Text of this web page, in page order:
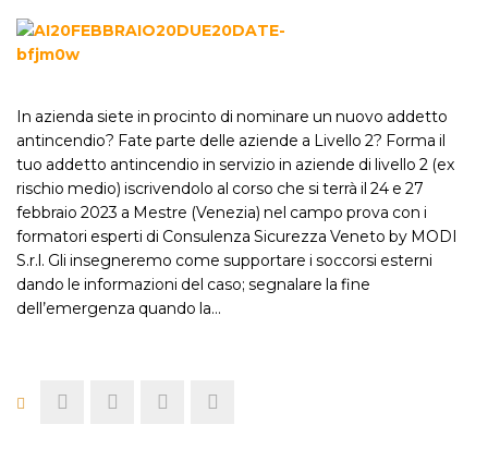
In azienda siete in procinto di nominare un nuovo addetto
antincendio? Fate parte delle aziende a Livello 2? Forma il
tuo addetto antincendio in servizio in aziende di livello 2 (ex
rischio medio) iscrivendolo al corso che si terrà il 24 e 27
febbraio 2023 a Mestre (Venezia) nel campo prova con i
formatori esperti di Consulenza Sicurezza Veneto by MODI
S.r.l. Gli insegneremo come supportare i soccorsi esterni
dando le informazioni del caso; segnalare la fine
dell’emergenza quando la…